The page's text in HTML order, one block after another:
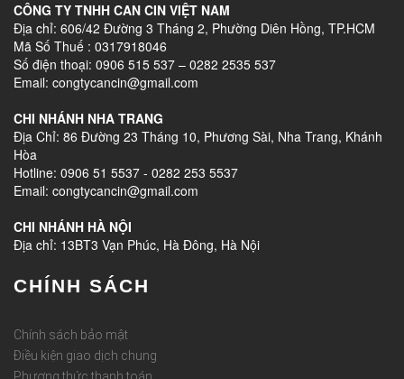
CÔNG TY TNHH CAN CIN VIỆT NAM
Địa chỉ: 606/42 Đường 3 Tháng 2, Phường Diên Hồng, TP.HCM
Mã Số Thuế : 0317918046
Số điện thoại: 0906 515 537 – 0282 2535 537
Email: congtycancin@gmail.com
CHI NHÁNH NHA TRANG
Địa Chỉ: 86 Đường 23 Tháng 10, Phương Sài, Nha Trang, Khánh
Hòa
Hotline: 0906 51 5537 - 0282 253 5537
Email: congtycancin@gmail.com
CHI NHÁNH HÀ NỘI
Địa chỉ: 13BT3 Vạn Phúc, Hà Đông, Hà Nội
CHÍNH SÁCH
Chính sách bảo mật
Điều kiện giao dịch chung